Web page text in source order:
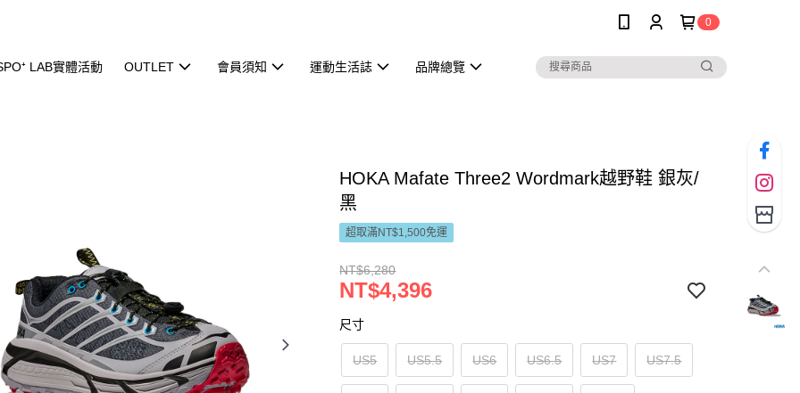
0
LAB實體活動 OUTLET 會員須知 運動生活誌 品牌總覽
HOKA Mafate Three2 Wordmark越野鞋 銀灰/
黑
超取滿NT$1,500免運
NT$6,280
NT$4,396
尺寸
US5 US5.5 US6 US6.5 US7 US7.5